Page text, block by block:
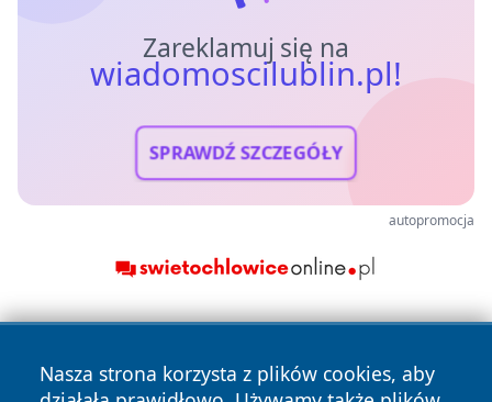
Zareklamuj się na
wiadomoscilublin.pl!
SPRAWDŹ SZCZEGÓŁY
autopromocja
Nasza strona korzysta z plików cookies, aby